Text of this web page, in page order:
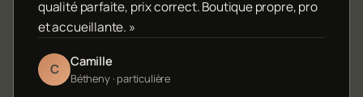
qualité parfaite, prix correct. Boutique propre, pro
et accueillante. »
C Camille
Bétheny · particulière